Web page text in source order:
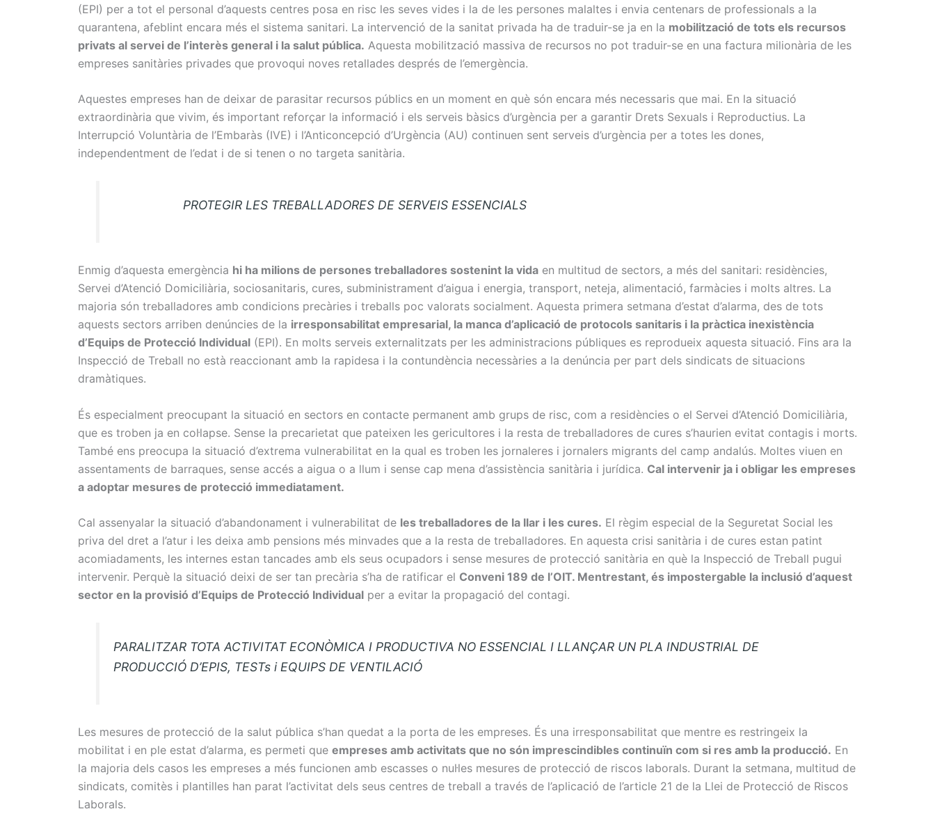
(EPI) per a tot el personal d’aquests centres posa en risc les seves vides i la de les persones malaltes i envia centenars de professionals a la
quarantena, afeblint encara més el sistema sanitari. La intervenció de la sanitat privada ha de traduir-se ja en la mobilització de tots els recursos
privats al servei de l’interès general i la salut pública. Aquesta mobilització massiva de recursos no pot traduir-se en una factura milionària de les
empreses sanitàries privades que provoqui noves retallades després de l’emergència.
Aquestes empreses han de deixar de parasitar recursos públics en un moment en què són encara més necessaris que mai. En la situació
extraordinària que vivim, és important reforçar la informació i els serveis bàsics d’urgència per a garantir Drets Sexuals i Reproductius. La
Interrupció Voluntària de l’Embaràs (IVE) i l’Anticoncepció d’Urgència (AU) continuen sent serveis d’urgència per a totes les dones,
independentment de l’edat i de si tenen o no targeta sanitària.
PROTEGIR LES TREBALLADORES DE SERVEIS ESSENCIALS
Enmig d’aquesta emergència hi ha milions de persones treballadores sostenint la vida en multitud de sectors, a més del sanitari: residències,
Servei d’Atenció Domiciliària, sociosanitaris, cures, subministrament d’aigua i energia, transport, neteja, alimentació, farmàcies i molts altres. La
majoria són treballadores amb condicions precàries i treballs poc valorats socialment. Aquesta primera setmana d’estat d’alarma, des de tots
aquests sectors arriben denúncies de la irresponsabilitat empresarial, la manca d’aplicació de protocols sanitaris i la pràctica inexistència
d’Equips de Protecció Individual (EPI). En molts serveis externalitzats per les administracions públiques es reprodueix aquesta situació. Fins ara la
Inspecció de Treball no està reaccionant amb la rapidesa i la contundència necessàries a la denúncia per part dels sindicats de situacions
dramàtiques.
És especialment preocupant la situació en sectors en contacte permanent amb grups de risc, com a residències o el Servei d’Atenció Domiciliària,
que es troben ja en col·lapse. Sense la precarietat que pateixen les gericultores i la resta de treballadores de cures s’haurien evitat contagis i morts.
També ens preocupa la situació d’extrema vulnerabilitat en la qual es troben les jornaleres i jornalers migrants del camp andalús. Moltes viuen en
assentaments de barraques, sense accés a aigua o a llum i sense cap mena d’assistència sanitària i jurídica. Cal intervenir ja i obligar les empreses
a adoptar mesures de protecció immediatament.
Cal assenyalar la situació d’abandonament i vulnerabilitat de les treballadores de la llar i les cures. El règim especial de la Seguretat Social les
priva del dret a l’atur i les deixa amb pensions més minvades que a la resta de treballadores. En aquesta crisi sanitària i de cures estan patint
acomiadaments, les internes estan tancades amb els seus ocupadors i sense mesures de protecció sanitària en què la Inspecció de Treball pugui
intervenir. Perquè la situació deixi de ser tan precària s’ha de ratificar el Conveni 189 de l’OIT. Mentrestant, és impostergable la inclusió d’aquest
sector en la provisió d’Equips de Protecció Individual per a evitar la propagació del contagi.
PARALITZAR TOTA ACTIVITAT ECONÒMICA I PRODUCTIVA NO ESSENCIAL I LLANÇAR UN PLA INDUSTRIAL DE
PRODUCCIÓ D’EPIS, TESTs i EQUIPS DE VENTILACIÓ
Les mesures de protecció de la salut pública s’han quedat a la porta de les empreses. És una irresponsabilitat que mentre es restringeix la
mobilitat i en ple estat d’alarma, es permeti que empreses amb activitats que no són imprescindibles continuïn com si res amb la producció. En
la majoria dels casos les empreses a més funcionen amb escasses o nul·les mesures de protecció de riscos laborals. Durant la setmana, multitud de
sindicats, comitès i plantilles han parat l’activitat dels seus centres de treball a través de l’aplicació de l’article 21 de la Llei de Protecció de Riscos
Laborals.